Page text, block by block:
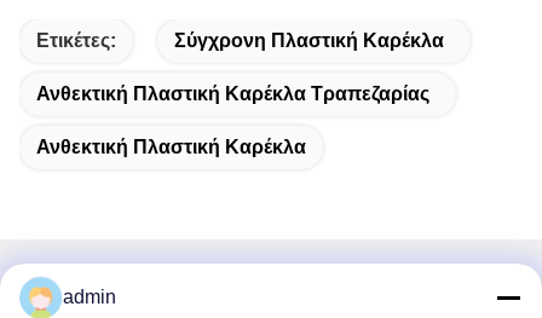
Ετικέτες: Σύγχρονη Πλαστική Καρέκλα
Ανθεκτική Πλαστική Καρέκλα Τραπεζαρίας
Ανθεκτική Πλαστική Καρέκλα
Γρήγορη επικοινωνία
admin